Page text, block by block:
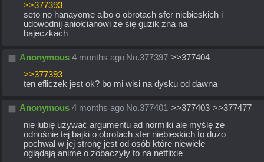
>>377393
seto no hanayome albo o obrotach sfer niebieskich i
udowodnij aniołcianowi że się guzik zna na
bajeczkach
Anonymous 4 months ago No.377397 >>377404
>>377393
ten efliczek jest ok? bo mi wisi na dysku od dawna
Anonymous 4 months ago No.377401 >>377403 >>377477
nie lubię używać argumentu ad normiki ale myślę że
odnośnie tej bajki o obrotach sfer niebieskich to dużo
pochwal w jej stronę jest od osób które niewiele
oglądają anime o zobaczyły to na netflixie